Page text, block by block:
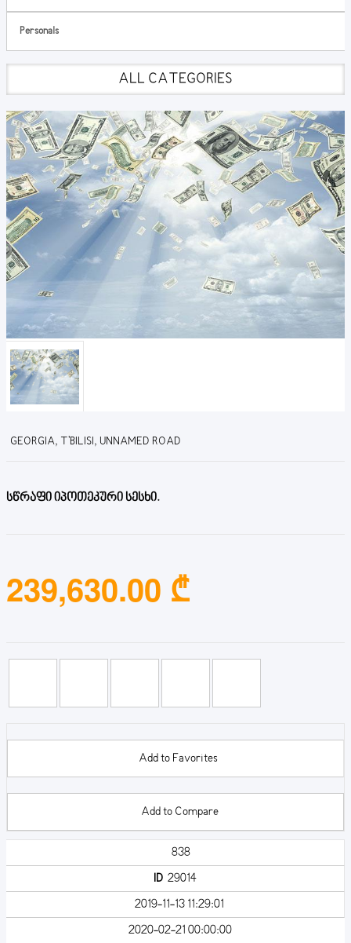
Personals
ALL CATEGORIES
GEORGIA, T'BILISI, UNNAMED ROAD
სწრაფი იპოთეკური სესხი.
239,630.00 ₾
Add to Favorites
Add to Compare
838
ID 29014
2019-11-13 11:29:01
2020-02-21 00:00:00